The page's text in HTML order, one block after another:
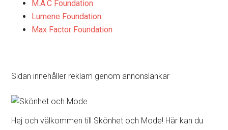
M.A.C Foundation
Lumene Foundation
Max Factor Foundation
Primärt
sidofält
Sidan innehåller reklam genom annonslänkar
Hej och välkommen till Skönhet och Mode! Här kan du